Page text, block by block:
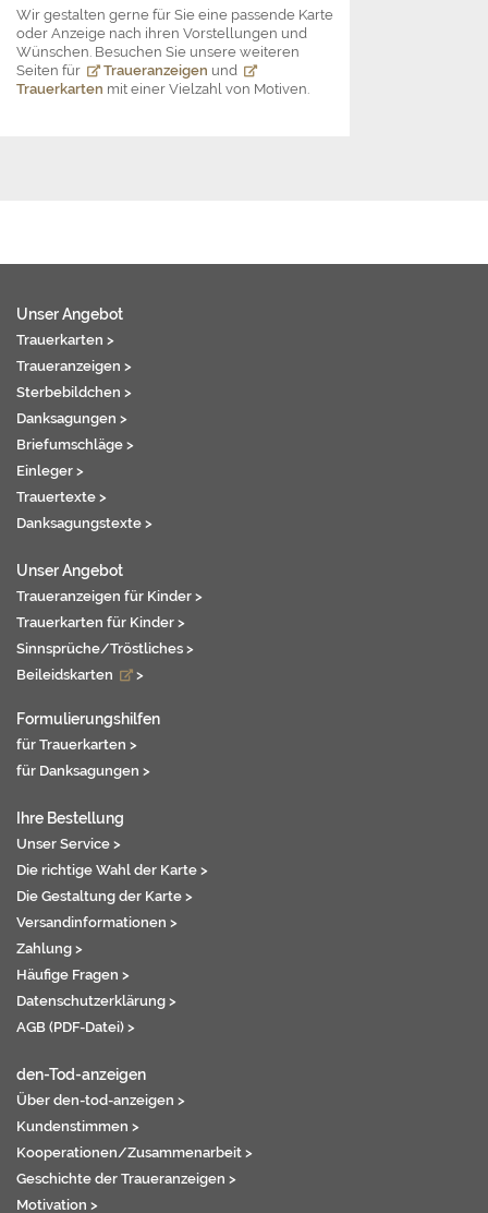
Wir gestalten gerne für Sie eine passende Karte
oder Anzeige nach ihren Vorstellungen und
Wünschen. Besuchen Sie unsere weiteren
Seiten für
Traueranzeigen und
Trauerkarten mit einer Vielzahl von Motiven.
Unser Angebot
Trauerkarten >
Traueranzeigen >
Sterbebildchen >
Danksagungen >
Briefumschläge >
Einleger >
Trauertexte >
Danksagungstexte >
Unser Angebot
Traueranzeigen für Kinder >
Trauerkarten für Kinder >
Sinnsprüche/Tröstliches >
Beileidskarten
>
Formulierungshilfen
für Trauerkarten >
für Danksagungen >
Ihre Bestellung
Unser Service >
Die richtige Wahl der Karte >
Die Gestaltung der Karte >
Versandinformationen >
Zahlung >
Häufige Fragen >
Datenschutzerklärung >
AGB (PDF-Datei) >
den-Tod-anzeigen
Über den-tod-anzeigen >
Kundenstimmen >
Kooperationen/Zusammenarbeit >
Geschichte der Traueranzeigen >
Motivation >